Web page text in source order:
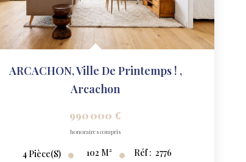
ARCACHON, Ville De Printemps ! ,
Arcachon
990 000 €
honoraires compris
4 Pièce(s) 102 M² Réf : 2776